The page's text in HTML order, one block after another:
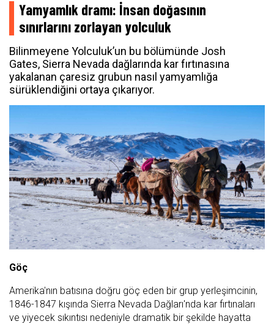
Yamyamlık dramı: İnsan doğasının
sınırlarını zorlayan yolculuk
Bilinmeyene Yolculuk’un bu bölümünde Josh
Gates, Sierra Nevada dağlarında kar fırtınasına
yakalanan çaresiz grubun nasıl yamyamlığa
sürüklendiğini ortaya çıkarıyor.
Göç
Amerika'nın batısına doğru göç eden bir grup yerleşimcinin,
1846-1847 kışında Sierra Nevada Dağları'nda kar fırtınaları
ve yiyecek sıkıntısı nedeniyle dramatik bir şekilde hayatta